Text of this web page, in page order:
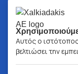
Αυτός ο
βελτιώσει την